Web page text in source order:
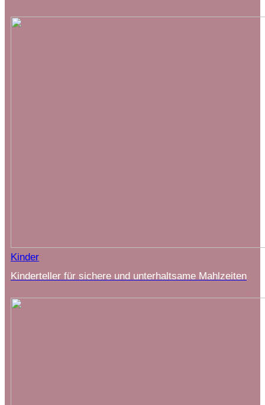
Kinder
Kinderteller für sichere und unterhaltsame Mahlzeiten